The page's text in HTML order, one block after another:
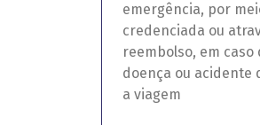
emergência, por
credenciada ou
reembolso, em caso
doença ou acidente
a viagem